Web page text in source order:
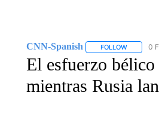
CNN-Spanish FOLLOWFOLLOW
0
El esfuerzo
mientras Rusia